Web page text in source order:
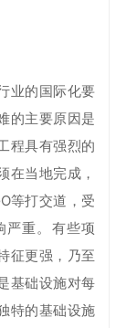
业的国际化要
的主要原因是
程具有强烈的
在当地完成，
等打交道，受
严重。有些项
征更强，乃至
基础设施对每
特的基础设施